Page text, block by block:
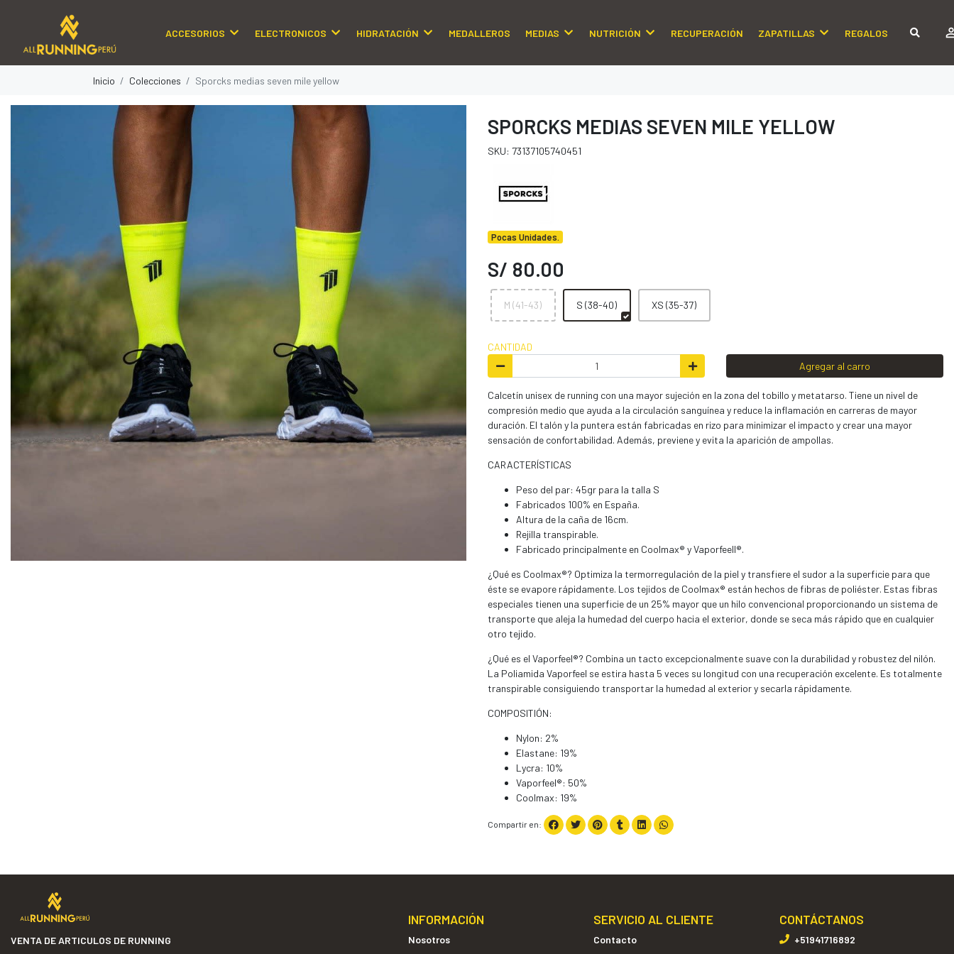
ACCESORIOS ELECTRONICOS HIDRATACIÓN MEDALLEROS MEDIAS NUTRICIÓN RECUPERACIÓN ZAPATILLAS REGALOS
Inicio Colecciones Sporcks medias seven mile yellow
SPORCKS MEDIAS SEVEN MILE YELLOW
SKU: 73137105740451
Pocas Unidades.
S/ 80.00
M (41-43) S (38-40) XS (35-37)
CANTIDAD
Agregar al carro
Calcetín unisex de running con una mayor sujeción en la zona del tobillo y metatarso. Tiene un nivel de
compresión medio que ayuda a la circulación sanguínea y reduce la inflamación en carreras de mayor
duración. El talón y la puntera están fabricadas en rizo para minimizar el impacto y crear una mayor
sensación de confortabilidad. Además, previene y evita la aparición de ampollas.
CARACTERÍSTICAS
Peso del par: 45gr para la talla S
Fabricados 100% en España.
Altura de la caña de 16cm.
Rejilla transpirable.
Fabricado principalmente en Coolmax® y Vaporfeell®.
¿Qué es Coolmax®? Optimiza la termorregulación de la piel y transfiere el sudor a la superficie para que
éste se evapore rápidamente. Los tejidos de Coolmax® están hechos de fibras de poliéster. Estas fibras
especiales tienen una superficie de un 25% mayor que un hilo convencional proporcionando un sistema de
transporte que aleja la humedad del cuerpo hacia el exterior, donde se seca más rápido que en cualquier
otro tejido.
¿Qué es el Vaporfeel®? Combina un tacto excepcionalmente suave con la durabilidad y robustez del nilón.
La Poliamida Vaporfeel se estira hasta 5 veces su longitud con una recuperación excelente. Es totalmente
transpirable consiguiendo transportar la humedad al exterior y secarla rápidamente.
COMPOSITIÓN:
Nylon: 2%
Elastane: 19%
Lycra: 10%
Vaporfeel®: 50%
Coolmax: 19%
Compartir en:
VENTA DE ARTICULOS DE RUNNING
INFORMACIÓN
Nosotros
SERVICIO AL CLIENTE
Contacto
CONTÁCTANOS
+51941716892